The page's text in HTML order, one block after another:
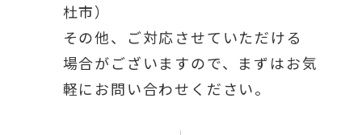
杜市）
その他、ご対応させていただける
場合がございますので、まずはお気
軽にお問い合わせください。